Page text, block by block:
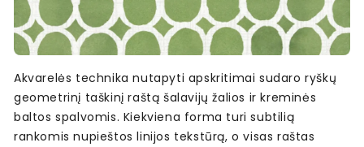
Akvarelės technika nutapyti apskritimai sudaro ryškų
geometrinį taškinį raštą šalavijų žalios ir kreminės
baltos spalvomis. Kiekviena forma turi subtilią
rankomis nupieštos linijos tekstūrą, o visas raštas